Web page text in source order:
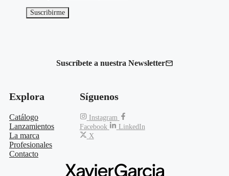
Suscríbete a nuestra Newsletter
Explora
Catálogo
Lanzamientos
La marca
Profesionales
Contacto
Síguenos
Instagram
Facebook
LinkedIn
X